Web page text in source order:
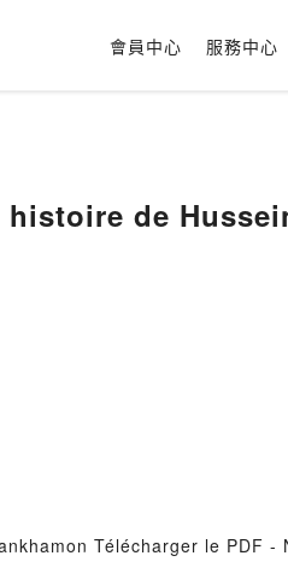
會員中心 服務中心
de
Télécharger le PDF -